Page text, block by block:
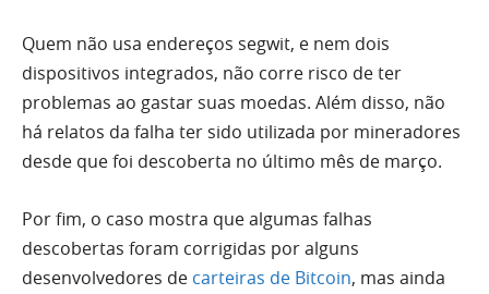
Quem não usa endereços segwit, e nem dois
dispositivos integrados, não corre risco de ter
problemas ao gastar suas moedas. Além disso, não
há relatos da falha ter sido utilizada por mineradores
desde que foi descoberta no último mês de março.
Por fim, o caso mostra que algumas falhas
descobertas foram corrigidas por alguns
desenvolvedores de carteiras de Bitcoin, mas ainda